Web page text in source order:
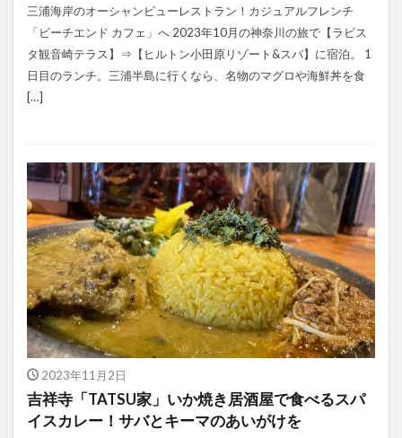
三浦海岸のオーシャンビューレストラン！カジュアルフレンチ
「ビーチエンド カフェ」へ 2023年10月の神奈川の旅で【ラビス
タ観音崎テラス】⇒【ヒルトン小田原リゾート&スパ】に宿泊。 1
日目のランチ。三浦半島に行くなら、名物のマグロや海鮮丼を食
[…]
2023年11月2日
吉祥寺「TATSU家」いか焼き居酒屋で食べるスパ
イスカレー！サバとキーマのあいがけを